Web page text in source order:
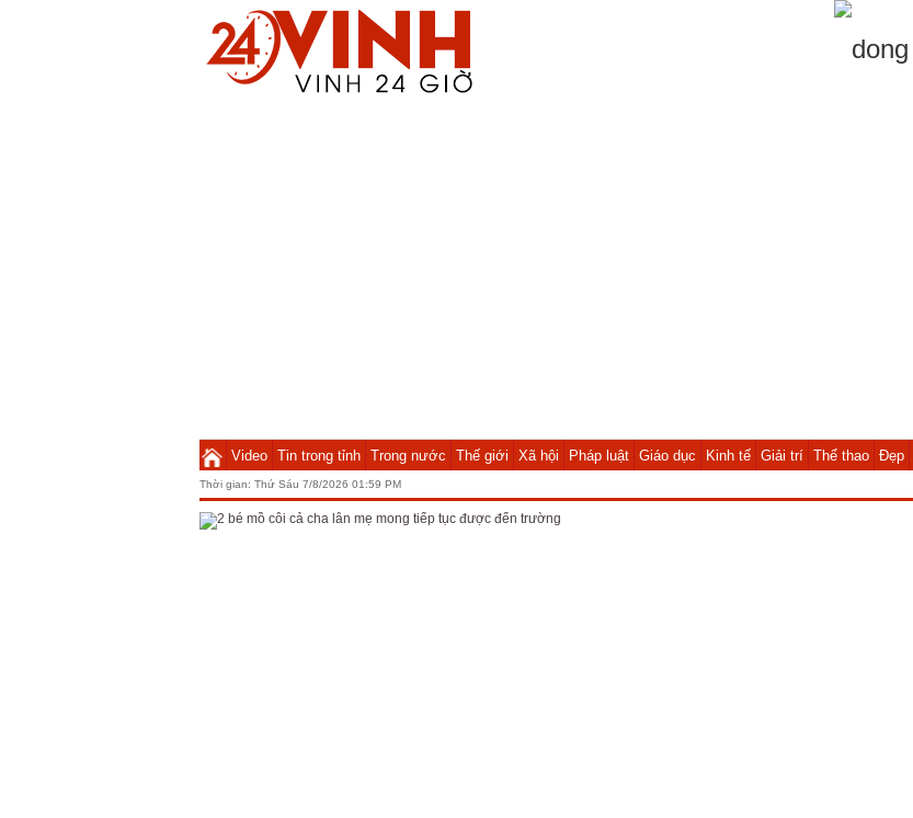
Video Tin trong tỉnh Trong nước Thế giới Xã hội Pháp luật Giáo dục Kinh tế Giải trí Thể thao Đẹp
Thời gian: Thứ Sáu 7/8/2026 01:59 PM